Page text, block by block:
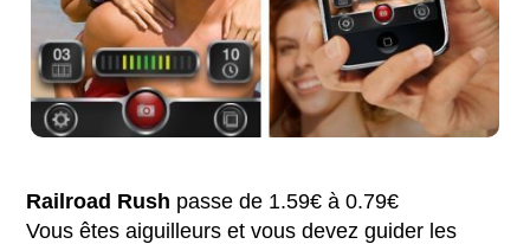
Railroad Rush passe de 1.59€ à 0.79€
Vous êtes aiguilleurs et vous devez guider les